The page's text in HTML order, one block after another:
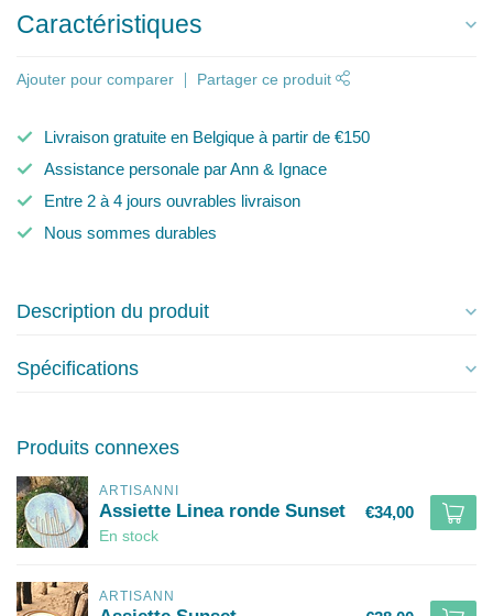
Caractéristiques
Ajouter pour comparer Partager ce produit
Livraison gratuite en Belgique à partir de €150
Assistance personale par Ann & Ignace
Entre 2 à 4 jours ouvrables livraison
Nous sommes durables
Description du produit
Spécifications
Produits connexes
ARTISANNI
Assiette Linea ronde Sunset
En stock
€34,00
ARTISANN